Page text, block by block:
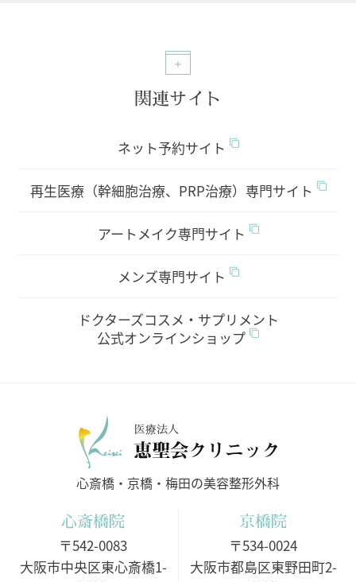
関連サイト
ネット予約サイト
再生医療（幹細胞治療、PRP治療）専門サイト
アートメイク専門サイト
メンズ専門サイト
ドクターズコスメ・サプリメント
公式オンラインショップ
医療法人
心斎橋・京橋・梅田の美容整形外科
心斎橋院
〒542-0083
大阪市中央区東心斎橋1-
京橋院
〒534-0024
大阪市都島区東野田町2-